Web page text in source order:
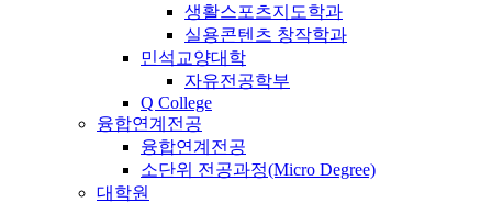
생활스포츠지도학과
실용콘텐츠 창작학과
민석교양대학
자유전공학부
Q College
융합연계전공
융합연계전공
소단위 전공과정(Micro Degree)
대학원